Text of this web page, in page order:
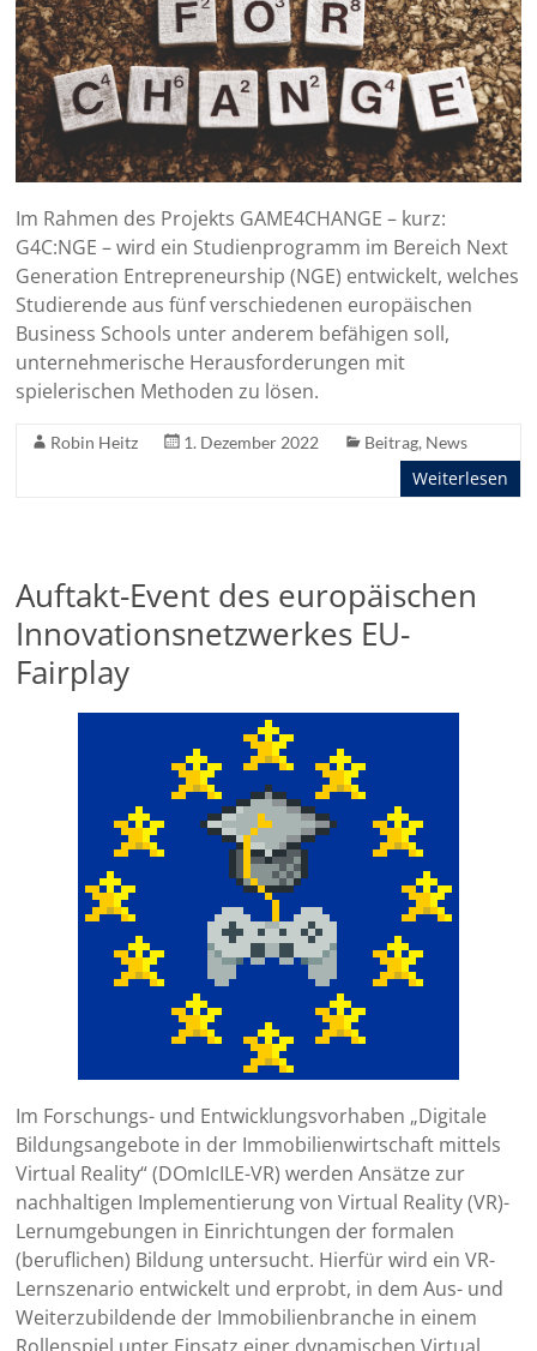
Im Rahmen des Projekts GAME4CHANGE – kurz:
G4C:NGE – wird ein Studienprogramm im Bereich Next
Generation Entrepreneurship (NGE) entwickelt, welches
Studierende aus fünf verschiedenen europäischen
Business Schools unter anderem befähigen soll,
unternehmerische Herausforderungen mit
spielerischen Methoden zu lösen.
Robin Heitz 1. Dezember 2022 Beitrag, News
Weiterlesen
Auftakt-Event des europäischen
Innovationsnetzwerkes EU-
Fairplay
Im Forschungs- und Entwicklungsvorhaben „Digitale
Bildungsangebote in der Immobilienwirtschaft mittels
Virtual Reality“ (DOmIcILE-VR) werden Ansätze zur
nachhaltigen Implementierung von Virtual Reality (VR)-
Lernumgebungen in Einrichtungen der formalen
(beruflichen) Bildung untersucht. Hierfür wird ein VR-
Lernszenario entwickelt und erprobt, in dem Aus- und
Weiterzubildende der Immobilienbranche in einem